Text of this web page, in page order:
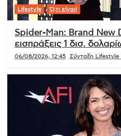
Lifestyle Ό,τι είναι!
Spider-Man: Brand New
εισπράξεις 1 δισ.
06/08/2026, 12:45 Σύνταξη